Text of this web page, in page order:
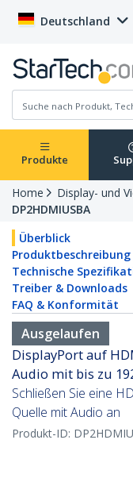
Deutschland
Produkte
Home Display- und
DP2HDMIUSBA
Überblick
Produktbeschreibung
Technische
Treiber & Downloads
FAQ & Konformität
Ausgelaufen
DisplayPort auf
Audio mit bis zu
Schließen Sie eine
Quelle mit Audio an
Produkt-ID: